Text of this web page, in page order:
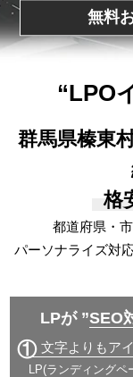
無料
“LPO
群馬県榛東
格
都道府県・
パーソナライズ対
LPが ”SEO
① 文字よりもア
LP(ランディング